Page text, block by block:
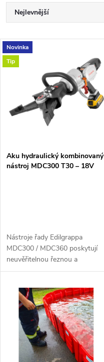
Ř
a
z
n
p
d
u
Nejlevnější
Nejprodávanější
Abecedně
V
ý
p
s
p
d
u
Novinka
Tip
Aku hydraulický kombinovaný
nástroj MDC300 T30 – 18V
Nástroje řady Edilgrappa
MDC300 / MDC360 poskytují
neuvěřitelnou řeznou a
rozpínací sílu ve srovnání s
kompaktním designem.
Záchranářské stříhací nůžky...